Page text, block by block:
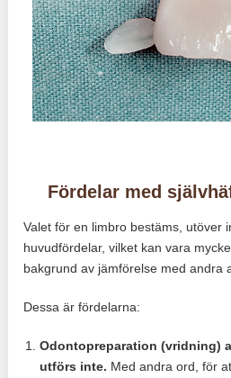
Fördelar med
Valet för en limbro bestäms, utöver
huvudfördelar, vilket kan vara
bakgrund av jämförelse med andra
Dessa är fördelarna:
Odontopreparation (vridning)
utförs inte. Med andra ord, för